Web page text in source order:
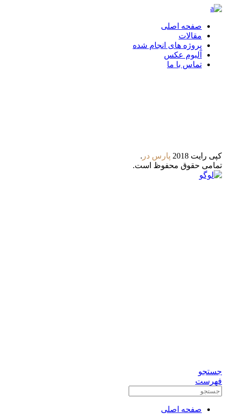
صفحه اصلی
مقالات
پروژه های انجام شده
آلبوم عکس
تماس با ما
کپی رایت 2018 پارس‌ در .
تمامی حقوق محفوظ است.
جستجو
فهرست
صفحه اصلی